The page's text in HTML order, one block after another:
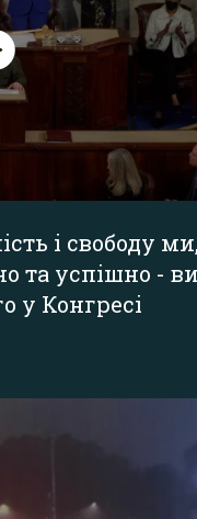
і свободу
та успішно -
у Конгресі